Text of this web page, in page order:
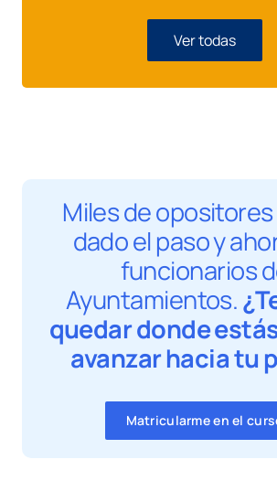
Ver todas
Miles de opositores
dado el paso y
funcionarios
Ayuntamientos.
quedar donde
avanzar hacia tu
Matricularme en el